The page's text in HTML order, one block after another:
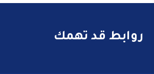
روابط قد تهمك